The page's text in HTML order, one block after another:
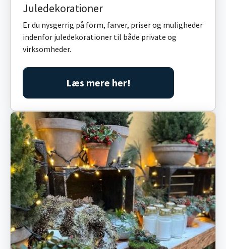
Juledekorationer
Er du nysgerrig på form, farver, priser og muligheder
indenfor juledekorationer til både private og
virksomheder.
Læs mere her!